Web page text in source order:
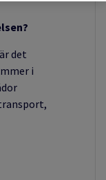
det
i